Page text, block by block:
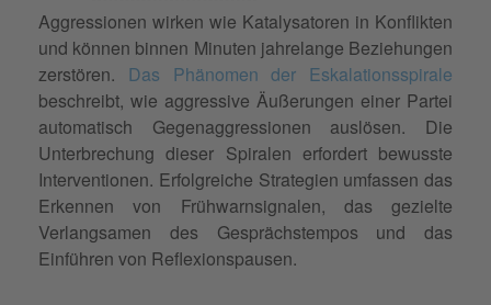
Aggressionen wirken wie Katalysatoren in Konflikten
und können binnen Minuten jahrelange Beziehungen
zerstören. Das Phänomen der Eskalationsspirale
beschreibt, wie aggressive Äußerungen einer Partei
automatisch Gegenaggressionen auslösen. Die
Unterbrechung dieser Spiralen erfordert bewusste
Interventionen. Erfolgreiche Strategien umfassen das
Erkennen von Frühwarnsignalen, das gezielte
Verlangsamen des Gesprächstempos und das
Einführen von Reflexionspausen.